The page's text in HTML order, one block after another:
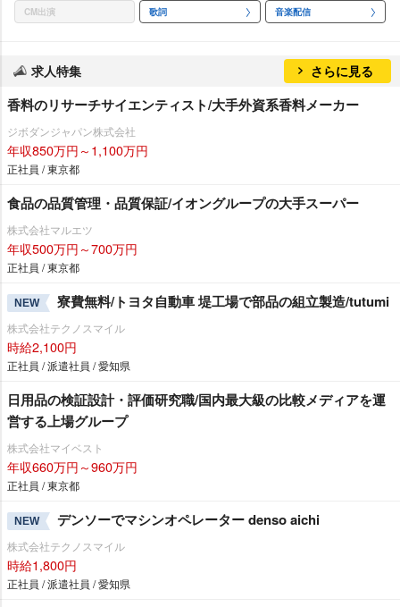
CM出演 歌詞 音楽配信
求人特集 さらに見る
香料のリサーチサイエンティスト/大手外資系香料メーカー
ジボダンジャパン株式会社
年収850万円～1,100万円
正社員 / 東京都
食品の品質管理・品質保証/イオングループの大手スーパー
株式会社マルエツ
年収500万円～700万円
正社員 / 東京都
NEW 寮費無料/トヨタ自動車 堤工場で部品の組立製造/tutumi
株式会社テクノスマイル
時給2,100円
正社員 / 派遣社員 / 愛知県
日用品の検証設計・評価研究職/国内最大級の比較メディアを運
営する上場グループ
株式会社マイベスト
年収660万円～960万円
正社員 / 東京都
NEW デンソーでマシンオペレーター denso aichi
株式会社テクノスマイル
時給1,800円
正社員 / 派遣社員 / 愛知県